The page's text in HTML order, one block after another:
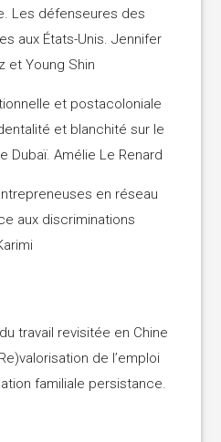
Les défenseures des
aux États-Unis. Jennifer
et Young Shin
et postacoloniale
et blanchité sur le
Dubaï. Amélie Le Renard
en réseau
aux discriminations
travail revisitée en Chine
de l’emploi
familiale persistance.